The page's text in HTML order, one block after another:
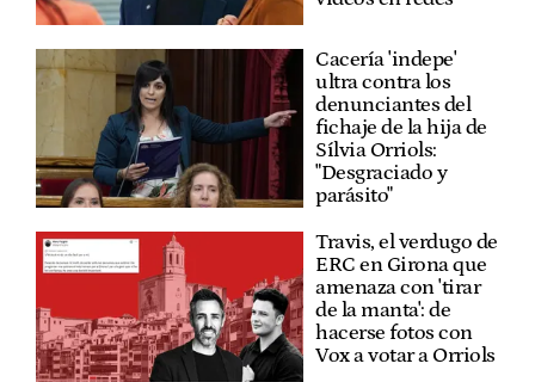
Cacería 'indepe'
ultra contra los
denunciantes del
fichaje de la hija de
Sílvia Orriols:
"Desgraciado y
parásito"
Travis, el verdugo de
ERC en Girona que
amenaza con 'tirar
de la manta': de
hacerse fotos con
Vox a votar a Orriols